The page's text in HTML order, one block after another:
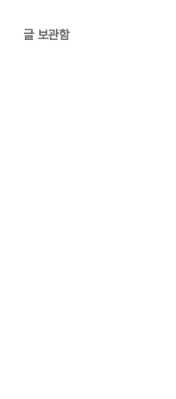
글 보관함